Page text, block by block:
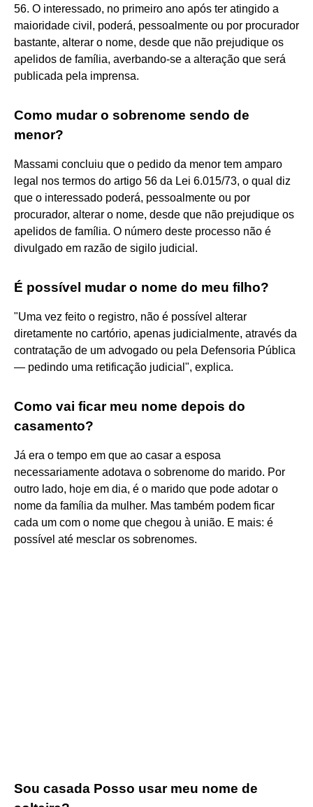
56. O interessado, no primeiro ano após ter atingido a
maioridade civil, poderá, pessoalmente ou por procurador
bastante, alterar o nome, desde que não prejudique os
apelidos de família, averbando-se a alteração que será
publicada pela imprensa.
Como mudar o sobrenome sendo de
menor?
Massami concluiu que o pedido da menor tem amparo
legal nos termos do artigo 56 da Lei 6.015/73, o qual diz
que o interessado poderá, pessoalmente ou por
procurador, alterar o nome, desde que não prejudique os
apelidos de família. O número deste processo não é
divulgado em razão de sigilo judicial.
É possível mudar o nome do meu filho?
"Uma vez feito o registro, não é possível alterar
diretamente no cartório, apenas judicialmente, através da
contratação de um advogado ou pela Defensoria Pública
— pedindo uma retificação judicial", explica.
Como vai ficar meu nome depois do
casamento?
Já era o tempo em que ao casar a esposa
necessariamente adotava o sobrenome do marido. Por
outro lado, hoje em dia, é o marido que pode adotar o
nome da família da mulher. Mas também podem ficar
cada um com o nome que chegou à união. E mais: é
possível até mesclar os sobrenomes.
Sou casada Posso usar meu nome de